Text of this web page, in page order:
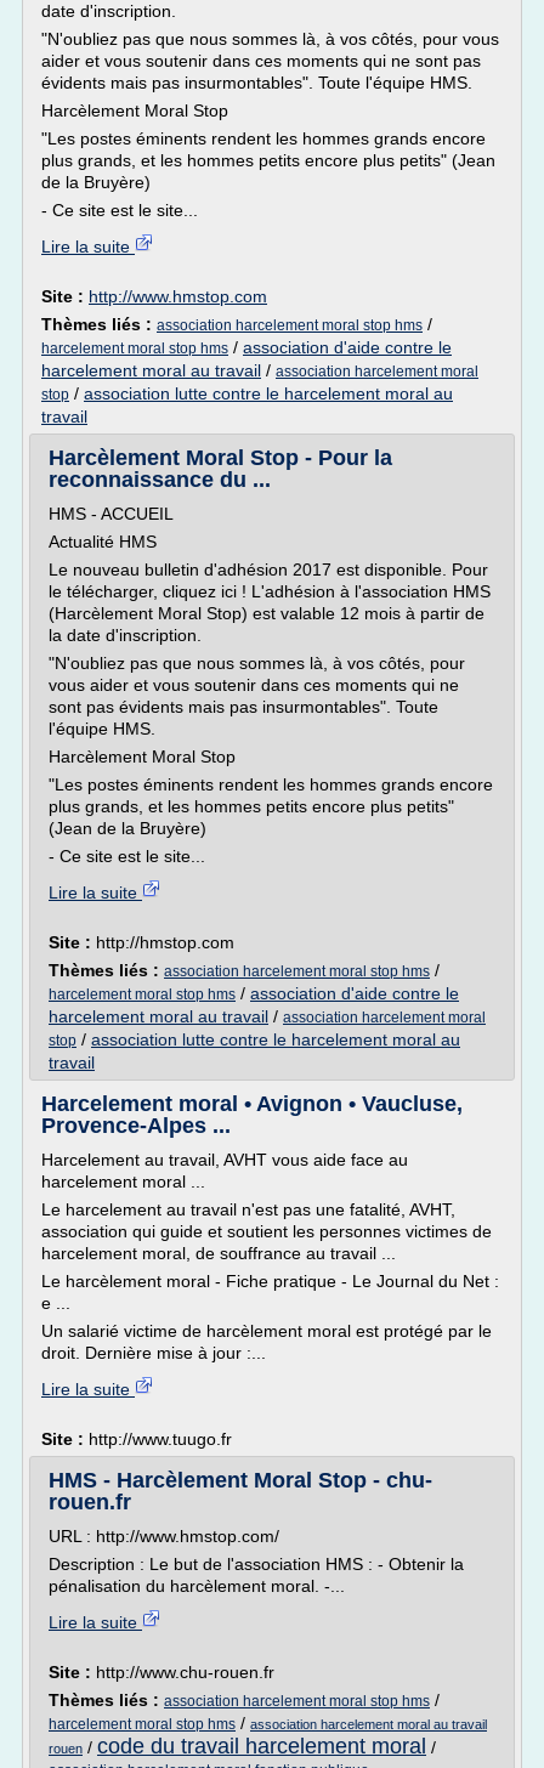
date d'inscription.
"N'oubliez pas que nous sommes là, à vos côtés, pour vous
aider et vous soutenir dans ces moments qui ne sont pas
évidents mais pas insurmontables". Toute l'équipe HMS.
Harcèlement Moral Stop
"Les postes éminents rendent les hommes grands encore
plus grands, et les hommes petits encore plus petits" (Jean
de la Bruyère)
- Ce site est le site...
Lire la suite
Site : http://www.hmstop.com
Thèmes liés : association harcelement moral stop hms /
harcelement moral stop hms / association d'aide contre le
harcelement moral au travail / association harcelement moral
stop / association lutte contre le harcelement moral au
travail
Harcèlement Moral Stop - Pour la
reconnaissance du ...
HMS - ACCUEIL
Actualité HMS
Le nouveau bulletin d'adhésion 2017 est disponible. Pour
le télécharger, cliquez ici ! L'adhésion à l'association HMS
(Harcèlement Moral Stop) est valable 12 mois à partir de
la date d'inscription.
"N'oubliez pas que nous sommes là, à vos côtés, pour
vous aider et vous soutenir dans ces moments qui ne
sont pas évidents mais pas insurmontables". Toute
l'équipe HMS.
Harcèlement Moral Stop
"Les postes éminents rendent les hommes grands encore
plus grands, et les hommes petits encore plus petits"
(Jean de la Bruyère)
- Ce site est le site...
Lire la suite
Site : http://hmstop.com
Thèmes liés : association harcelement moral stop hms /
harcelement moral stop hms / association d'aide contre le
harcelement moral au travail / association harcelement moral
stop / association lutte contre le harcelement moral au
travail
Harcelement moral • Avignon • Vaucluse,
Provence-Alpes ...
Harcelement au travail, AVHT vous aide face au
harcelement moral ...
Le harcelement au travail n'est pas une fatalité, AVHT,
association qui guide et soutient les personnes victimes de
harcelement moral, de souffrance au travail ...
Le harcèlement moral - Fiche pratique - Le Journal du Net :
e ...
Un salarié victime de harcèlement moral est protégé par le
droit. Dernière mise à jour :...
Lire la suite
Site : http://www.tuugo.fr
HMS - Harcèlement Moral Stop - chu-
rouen.fr
URL : http://www.hmstop.com/
Description : Le but de l'association HMS : - Obtenir la
pénalisation du harcèlement moral. -...
Lire la suite
Site : http://www.chu-rouen.fr
Thèmes liés : association harcelement moral stop hms /
harcelement moral stop hms / association harcelement moral au travail
rouen / code du travail harcelement moral /